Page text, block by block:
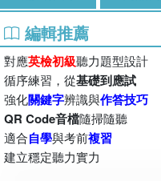
編輯推薦
對應英檢初級聽力題型設計
循序練習，從基礎到應試
強化關鍵字辨識與作答技巧
QR Code音檔隨掃隨聽
適合自學與考前複習
建立穩定聽力實力